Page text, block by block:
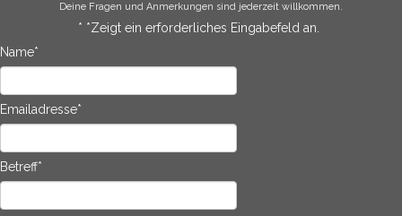
Deine Fragen und Anmerkungen sind jederzeit willkommen.
* *Zeigt ein erforderliches Eingabefeld an.
Name*
Emailadresse*
Betreff*